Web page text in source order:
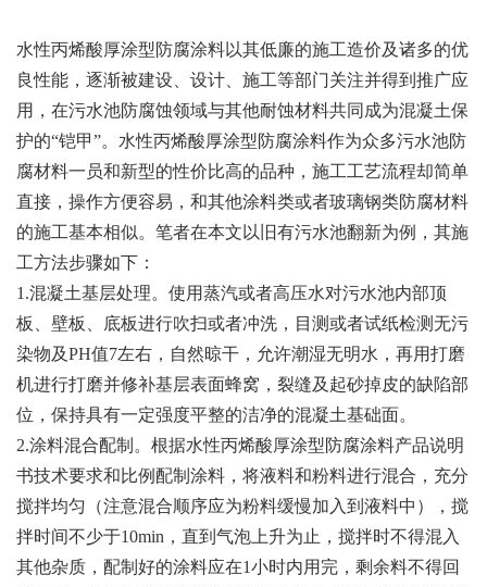
水性丙烯酸厚涂型防腐涂料以其低廉的施工造价及诸多的优
良性能，逐渐被建设、设计、施工等部门关注并得到推广应
用，在污水池防腐蚀领域与其他耐蚀材料共同成为混凝土保
护的“铠甲”。水性丙烯酸厚涂型防腐涂料作为众多污水池防
腐材料一员和新型的性价比高的品种，施工工艺流程却简单
直接，操作方便容易，和其他涂料类或者玻璃钢类防腐材料
的施工基本相似。笔者在本文以旧有污水池翻新为例，其施
工方法步骤如下：
1.混凝土基层处理。使用蒸汽或者高压水对污水池内部顶
板、壁板、底板进行吹扫或者冲洗，目测或者试纸检测无污
染物及PH值7左右，自然晾干，允许潮湿无明水，再用打磨
机进行打磨并修补基层表面蜂窝，裂缝及起砂掉皮的缺陷部
位，保持具有一定强度平整的洁净的混凝土基础面。
2.涂料混合配制。根据水性丙烯酸厚涂型防腐涂料产品说明
书技术要求和比例配制涂料，将液料和粉料进行混合，充分
搅拌均匀（注意混合顺序应为粉料缓慢加入到液料中），搅
拌时间不少于10min，直到气泡上升为止，搅拌时不得混入
其他杂质，配制好的涂料应在1小时内用完，剩余料不得回